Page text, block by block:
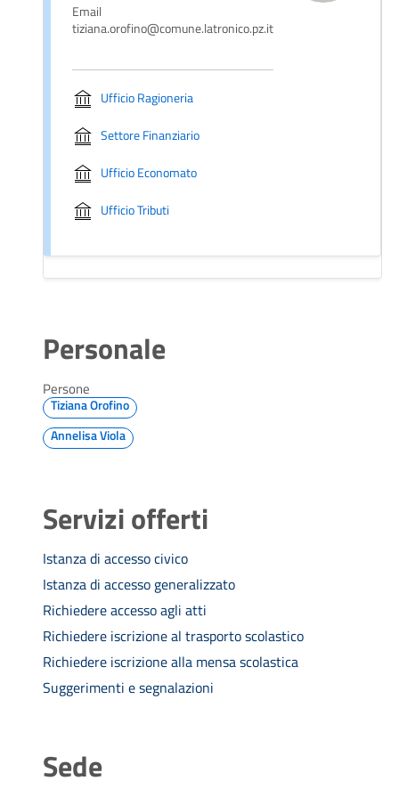
Email
tiziana.orofino@comune.latronico.pz.it
Ufficio Ragioneria
Settore Finanziario
Ufficio Economato
Ufficio Tributi
Personale
Persone
Tiziana Orofino
Annelisa Viola
Servizi offerti
Istanza di accesso civico
Istanza di accesso generalizzato
Richiedere accesso agli atti
Richiedere iscrizione al trasporto scolastico
Richiedere iscrizione alla mensa scolastica
Suggerimenti e segnalazioni
Sede